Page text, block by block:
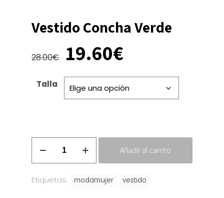
Vestido Concha Verde
28.00€ El
precio
original
era:
28.00€.
19.60€El
precio
actual
es:
19.60€.
Talla
Concha
Verde
cantidad
Añadir al carrito
Etiquetas: modamujer vestido